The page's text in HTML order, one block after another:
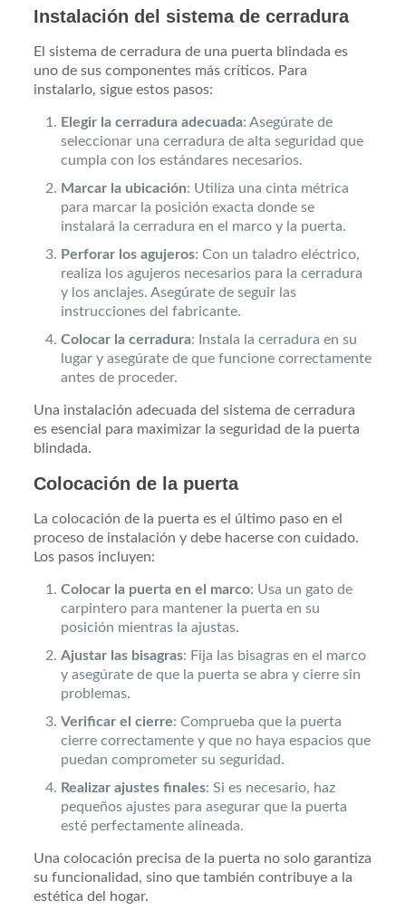
Instalación del sistema de cerradura
El sistema de cerradura de una puerta blindada es
uno de sus componentes más críticos. Para
instalarlo, sigue estos pasos:
Elegir la cerradura adecuada: Asegúrate de
seleccionar una cerradura de alta seguridad que
cumpla con los estándares necesarios.
Marcar la ubicación: Utiliza una cinta métrica
para marcar la posición exacta donde se
instalará la cerradura en el marco y la puerta.
Perforar los agujeros: Con un taladro eléctrico,
realiza los agujeros necesarios para la cerradura
y los anclajes. Asegúrate de seguir las
instrucciones del fabricante.
Colocar la cerradura: Instala la cerradura en su
lugar y asegúrate de que funcione correctamente
antes de proceder.
Una instalación adecuada del sistema de cerradura
es esencial para maximizar la seguridad de la puerta
blindada.
Colocación de la puerta
La colocación de la puerta es el último paso en el
proceso de instalación y debe hacerse con cuidado.
Los pasos incluyen:
Colocar la puerta en el marco: Usa un gato de
carpintero para mantener la puerta en su
posición mientras la ajustas.
Ajustar las bisagras: Fija las bisagras en el marco
y asegúrate de que la puerta se abra y cierre sin
problemas.
Verificar el cierre: Comprueba que la puerta
cierre correctamente y que no haya espacios que
puedan comprometer su seguridad.
Realizar ajustes finales: Si es necesario, haz
pequeños ajustes para asegurar que la puerta
esté perfectamente alineada.
Una colocación precisa de la puerta no solo garantiza
su funcionalidad, sino que también contribuye a la
estética del hogar.